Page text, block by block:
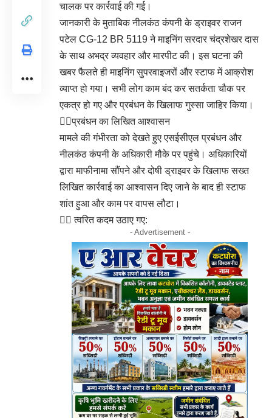
चालक पर कार्रवाई की गई।
जानकारी के मुताबिक नीलकंठ कंपनी के ड्राइवर राजन
पटेल CG-12 BR 5119 ने माइनिंग सरदार चंद्रशेखर दास
के साथ अभद्र व्यवहार और मारपीट की। इस घटना की
खबर फैलते ही माइनिंग सुपरवाइजरों और स्टाफ में आक्रोश
व्याप्त हो गया। सभी लोग काम बंद कर सतर्कता चौक पर
एकत्र हो गए और प्रबंधन के खिलाफ गुस्सा जाहिर किया।
👉🏻प्रबंधन का लिखित आश्वासन
मामले की गंभीरता को देखते हुए एसईसीएल प्रबंधन और
नीलकंठ कंपनी के अधिकारी मौके पर पहुंचे। अधिकारियों
द्वारा माफीनामा सौंपने और दोषी ड्राइवर के खिलाफ सख्त
लिखित कार्रवाई का आश्वासन दिए जाने के बाद ही स्टाफ
शांत हुआ और काम पर वापस लौटा।
👉🏻 त्वरित कदम उठाए गए:
- Advertisement -